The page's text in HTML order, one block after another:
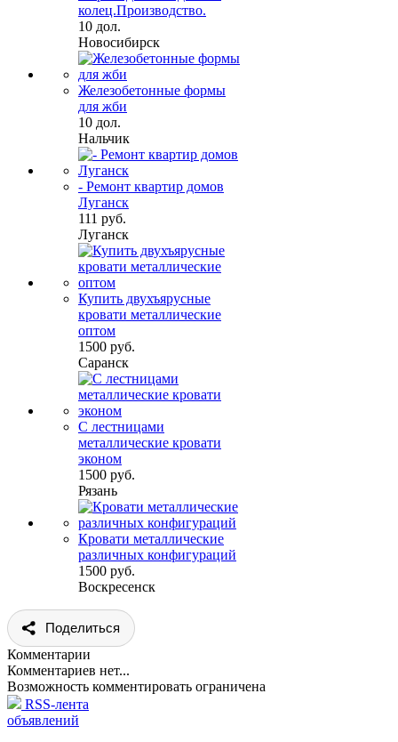
колец.Производство.
10 дол.
Новосибирск
Железобетонные формы
для жби
10 дол.
Нальчик
- Ремонт квартир домов
Луганск
111 руб.
Луганск
Купить двухъярусные
кровати металлические
оптом
1500 руб.
Саранск
С лестницами
металлические кровати
эконом
1500 руб.
Рязань
Кровати металлические
различных конфигураций
1500 руб.
Воскресенск
Поделиться
Комментарии
Комментариев нет...
Возможность комментировать ограничена
RSS-лента
объявлений